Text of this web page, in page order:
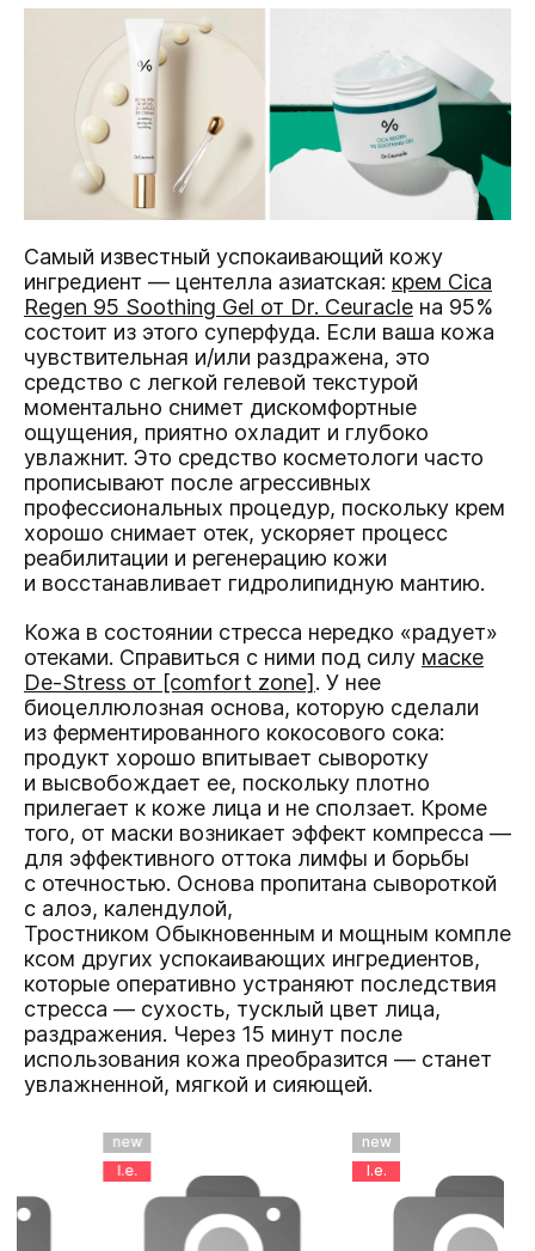
Самый известный успокаивающий кожу
ингредиент — центелла азиатская: крем Cica
Regen 95 Soothing Gel от Dr. Ceuracle на 95%
состоит из этого суперфуда. Если ваша кожа
чувствительная и/или раздражена, это
средство с легкой гелевой текстурой
моментально снимет дискомфортные
ощущения, приятно охладит и глубоко
увлажнит. Это средство косметологи часто
прописывают после агрессивных
профессиональных процедур, поскольку крем
хорошо снимает отек, ускоряет процесс
реабилитации и регенерацию кожи
и восстанавливает гидролипидную мантию.
Кожа в состоянии стресса нередко «радует»
отеками. Справиться с ними под силу маске
De-Stress от [comfort zone] . У нее
биоцеллюлозная основа, которую сделали
из ферментированного кокосового сока:
продукт хорошо впитывает сыворотку
и высвобождает ее, поскольку плотно
прилегает к коже лица и не сползает. Кроме
того, от маски возникает эффект компресса —
для эффективного оттока лимфы и борьбы
с отечностью. Основа пропитана сывороткой
с алоэ, календулой,
Тростником Обыкновенным и мощным компле
ксом других успокаивающих ингредиентов,
которые оперативно устраняют последствия
стресса — сухость, тусклый цвет лица,
раздражения. Через 15 минут после
использования кожа преобразится — станет
увлажненной, мягкой и сияющей.